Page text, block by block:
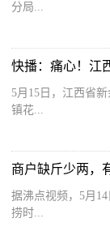
分局...
快播：痛心！江
5月15日，江西省
镇花...
据沸点视频，5月
捞时...